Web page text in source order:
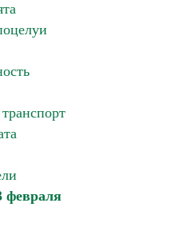
февраля